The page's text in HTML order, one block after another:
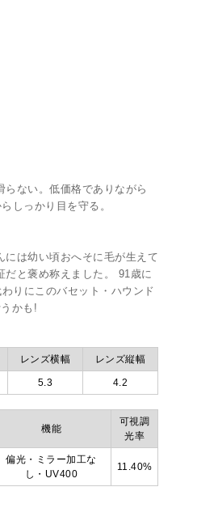
ない。低価格でありながら
しっかり目を守る。
は幼い頃おへそに毛が生えて
と褒め称えました。 91歳に
りにこのバセット・ハウンド
かも!
レンズ横幅 レンズ縦幅
5.3 4.2
機能
可視調
光率
偏光・ミラー加工な
し・UV400
11.40%